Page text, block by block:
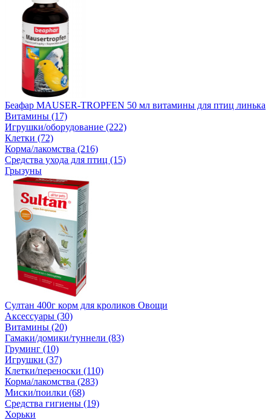
Беафар MAUSER-TROPFEN 50 мл витамины для птиц линька
Витамины (17)
Игрушки/оборудование (222)
Клетки (72)
Корма/лакомства (216)
Средства ухода для птиц (15)
Грызуны
Султан 400г корм для кроликов Овощи
Аксессуары (30)
Витамины (20)
Гамаки/домики/туннели (83)
Груминг (10)
Игрушки (37)
Клетки/переноски (110)
Корма/лакомства (283)
Миски/поилки (68)
Средства гигиены (19)
Хорьки